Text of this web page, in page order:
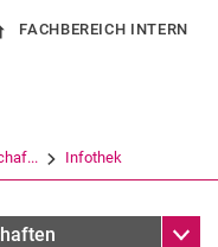
direkt zu: Inhalt
direkt zu: Suche
direkt zu:
externen Link in einem
FACHBEREICH INTERN
Infothek